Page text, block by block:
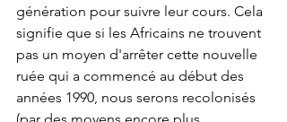
génération pour suivre leur cours. Cela
signifie que si les Africains ne trouvent
pas un moyen d'arrêter cette nouvelle
ruée qui a commencé au début des
années 1990, nous serons recolonisés